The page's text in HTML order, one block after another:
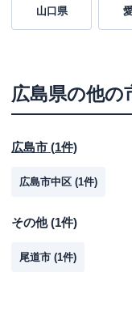
山口県
広島県の他の
広島市 (1件)
広島市中区 (1件)
その他(1件)
尾道市 (1件)